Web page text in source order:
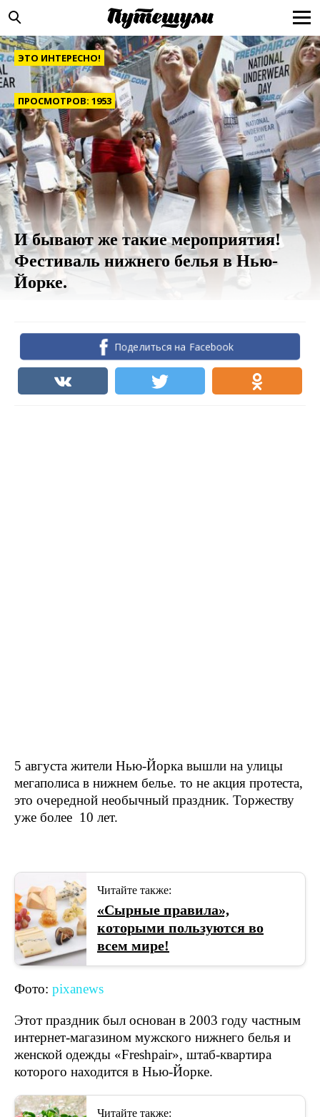
ЭТО ИНТЕРЕСНО!
ПРОСМОТРОВ: 1953
И бывают же такие мероприятия!
Фестиваль нижнего белья в Нью-
Йорке.
Поделиться на Facebook
5 августа жители Нью-Йорка вышли на улицы
мегаполиса в нижнем белье. то не акция протеста,
это очередной необычный праздник. Торжеству
уже более 10 лет.
Читайте также:
«Сырные правила»,
которыми пользуются во
всем мире!
Фото: pixanews
Этот праздник был основан в 2003 году частным
интернет-магазином мужского нижнего белья и
женской одежды «Freshpair», штаб-квартира
которого находится в Нью-Йорке.
Читайте также: